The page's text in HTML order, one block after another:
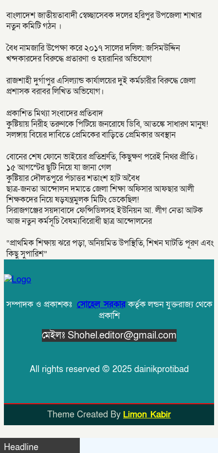
বাংলাদেশ জাতীয়তাবাদী স্বেচ্ছাসেবক দলের হরিপুর উপজেলা শাখার
নতুন কমিটি গঠন ।
বৈধ নামজারি উপেক্ষা করে ২০১৭ সালের দলিল: জসিমউদ্দিন
খন্দকারদের বিরুদ্ধে প্রতারণা ও হয়রানির অভিযোগ
রাজশাহী দুর্গাপুর এসিল্যান্ড কার্যালয়ের দুই কর্মচারীর বিরুদ্ধে জেলা
প্রশাসক বরাবর লিখিত অভিযোগ।
প্রকাশিত মিথ্যা সংবাদের প্রতিবাদ
কুষ্টিয়ায় নিরীহ তরুণকে পিটিয়ে জনরোষে ডিবি, আতঙ্কে সাধারণ মানুষ!
সলঙ্গায় বিয়ের দাবিতে প্রেমিকের বাড়িতে প্রেমিকার অবস্থান
বোনের শেষ ফোনে ভাইয়ের প্রতিশ্রুতি, কিছুক্ষণ পরেই নিথর প্রীতি।
১৫ আগস্টের ছুটি নিয়ে যা জানা গেল
কুষ্টিয়ার দৌলতপুরে পঁচাত্তর শতাংশ হাট অবৈধ
ছাত্র-জনতা আন্দোলন দমাতে জেলা শিক্ষা অফিসার আফছার আলী
শিক্ষকদের নিয়ে ষড়যন্ত্রমুলক মিটিং ডেকেছিল!
সিরাজগঞ্জের সয়দাবাদে ফেন্সিডিলসহ ইউনিয়ন আ. লীগ নেতা আটক
আজ নতুন কর্মসূচি বৈষম্যবিরোধী ছাত্র আন্দোলনের
“প্রাথমিক শিক্ষায় ঝরে পড়া, অনিয়মিত উপস্থিতি, শিখন ঘাটতি পূরণ এবং
কিছু সুপারিশ”
সম্পাদক ও প্রকাশকঃ সোহেল সরকারকর্তৃক লন্ডন যুক্তরাজ্য থেকে
প্রকাশি
মেইলঃ Shohel.editor@gmail.com
All rights reserved © 2025 dainikprotibad
Headline
Theme Created By Limon Kabir
https://slotbet.online/